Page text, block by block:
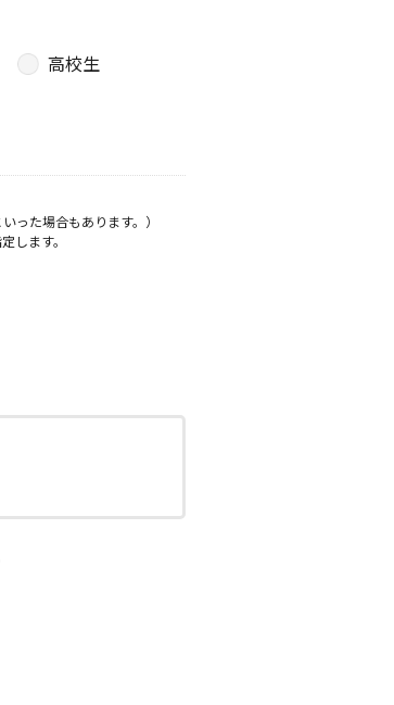
高校生
った場合もあります。）
します。